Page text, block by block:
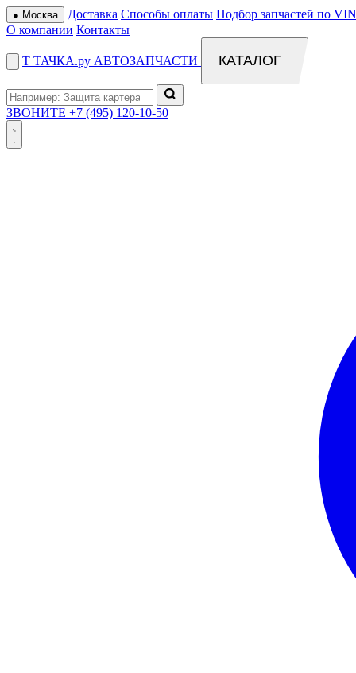
● Москва Доставка Способы оплаты Подбор запчастей по
О компании Контакты
Т ТАЧКА.ру АВТОЗАПЧАСТИ КАТАЛОГ
ЗВОНИТЕ +7 (495) 120-10-50